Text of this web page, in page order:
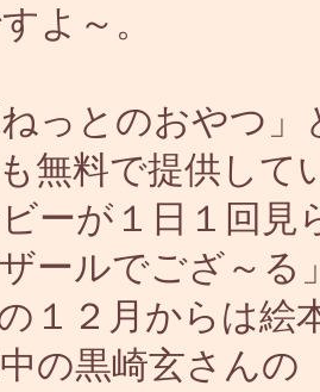
よ～。
っとのおやつ
無料で提供し
ーが１日１回見
ールでござ～
１２月からは絵
の黒崎玄さんの